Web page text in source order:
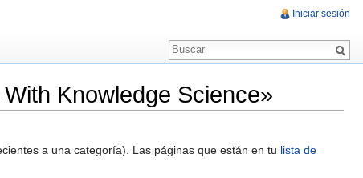
Knowledge Science»
a una categoría). Las páginas que están en tu lista de
Iniciar sesión